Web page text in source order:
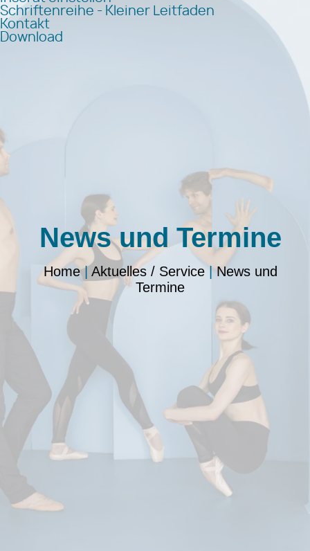
Schriftenreihe - Kleiner Leitfaden
Kontakt
Download
News und Termine
Home| Aktuelles / Service|News und
Termine